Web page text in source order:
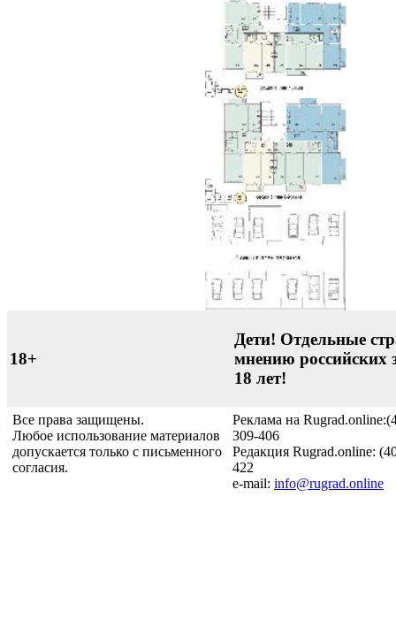
18+
Дети! Отдельные
мнению российских
18 лет!
Все права защищены.
Любое использование материалов
допускается только с письменного
согласия.
Реклама на
309-406
Редакция Rugrad.online:
422
e-mail: info@rugrad.online